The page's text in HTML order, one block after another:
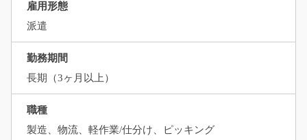
雇用形態
派遣
勤務期間
長期（3ヶ月以上）
職種
製造、物流、軽作業/仕分け、ピッキング